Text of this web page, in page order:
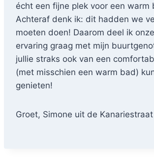
écht een fijne plek voor een warm
Achteraf denk ik: dit hadden we
moeten doen! Daarom deel ik
ervaring graag met mijn
jullie straks ook van een
(met misschien een warm bad)
genieten!
Groet, Simone uit de Kanariestraat